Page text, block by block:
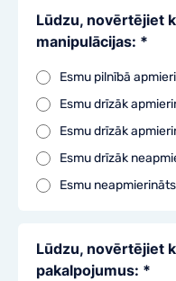
Lūdzu, novērtējiet
manipulācijas: *
Esmu pilnībā
Esmu drīzāk
Esmu drīzāk
Esmu drīzāk
Esmu
Lūdzu, novērtējiet
pakalpojumus: *